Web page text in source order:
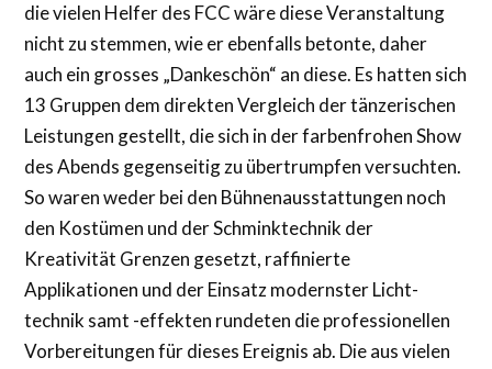
die vielen Helfer des FCC wäre diese Veranstaltung
nicht zu stemmen, wie er ebenfalls betonte, daher
auch ein grosses „Dankeschön“ an diese. Es hatten sich
13 Gruppen dem direkten Vergleich der tänzerischen
Leistungen gestellt, die sich in der farbenfrohen Show
des Abends gegenseitig zu übertrumpfen versuchten.
So waren weder bei den Bühnenausstattungen noch
den Kostümen und der Schminktechnik der
Kreativität Grenzen gesetzt, raffinierte
Applikationen und der Einsatz modernster Licht-
technik samt -effekten rundeten die professionellen
Vorbereitungen für dieses Ereignis ab. Die aus vielen